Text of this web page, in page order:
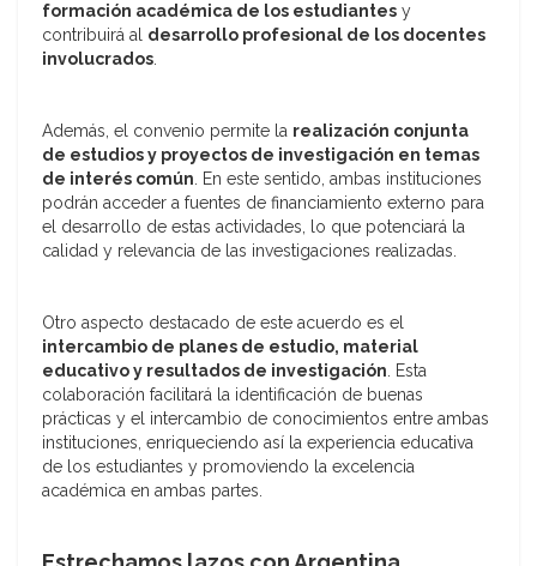
formación académica de los estudiantes y
contribuirá al desarrollo profesional de los docentes
involucrados.
Además, el convenio permite la realización conjunta
de estudios y proyectos de investigación en temas
de interés común. En este sentido, ambas instituciones
podrán acceder a fuentes de financiamiento externo para
el desarrollo de estas actividades, lo que potenciará la
calidad y relevancia de las investigaciones realizadas.
Otro aspecto destacado de este acuerdo es el
intercambio de planes de estudio, material
educativo y resultados de investigación. Esta
colaboración facilitará la identificación de buenas
prácticas y el intercambio de conocimientos entre ambas
instituciones, enriqueciendo así la experiencia educativa
de los estudiantes y promoviendo la excelencia
académica en ambas partes.